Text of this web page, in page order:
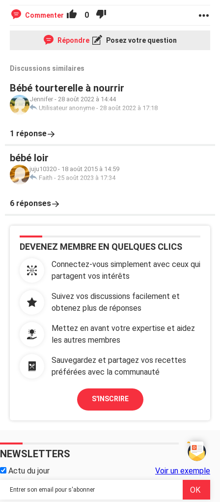
Commenter 0
Répondre Posez votre question
Discussions similaires
Bébé tourterelle à nourrir
Jennifer - 28 août 2022 à 14:44
Utilisateur anonyme - 28 août 2022 à 17:18
1 réponse
bébé loir
juju10320 - 18 août 2015 à 14:59
Faith - 25 août 2023 à 17:34
6 réponses
DEVENEZ MEMBRE EN QUELQUES CLICS
Connectez-vous simplement avec ceux qui
partagent vos intérêts
Suivez vos discussions facilement et
obtenez plus de réponses
Mettez en avant votre expertise et aidez
les autres membres
Sauvegardez et partagez vos recettes
préférées avec la communauté
S'INSCRIRE
NEWSLETTERS
Actu du jour Voir un exemple